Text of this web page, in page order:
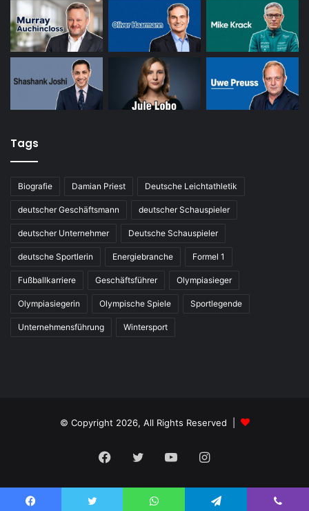
Tags
Biografie Damian Priest Deutsche Leichtathletik
deutscher Geschäftsmann deutscher Schauspieler
deutscher Unternehmer Deutsche Schauspieler
deutsche Sportlerin Energiebranche Formel 1
Fußballkarriere Geschäftsführer Olympiasieger
Olympiasiegerin Olympische Spiele Sportlegende
Unternehmensführung Wintersport
© Copyright 2026, All Rights Reserved |
Facebook
TwitterYouTubeInstagram